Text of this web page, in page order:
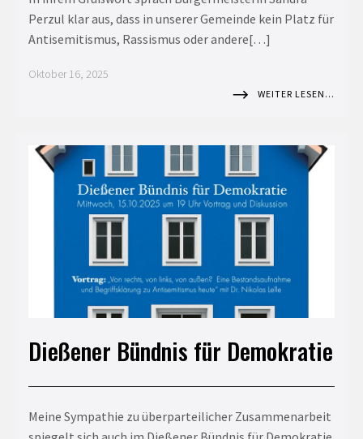
Perzul klar aus, dass in unserer Gemeinde kein Platz für
Antisemitismus, Rassismus oder andere[…]
Oktober 16, 2025
WEITER LESEN…
Dießener Bündnis für Demokratie
Meine Sympathie zu überparteilicher Zusammenarbeit